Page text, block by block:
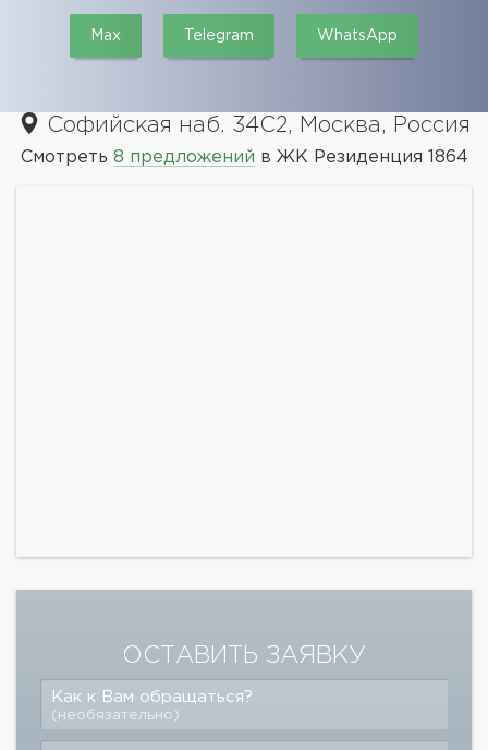
Max Telegram WhatsApp
Софийская наб. 34С2, Москва, Россия
Смотреть 8 предложений в ЖК Резиденция 1864
ОСТАВИТЬ ЗАЯВКУ
Как к Вам обращаться?
(необязательно)